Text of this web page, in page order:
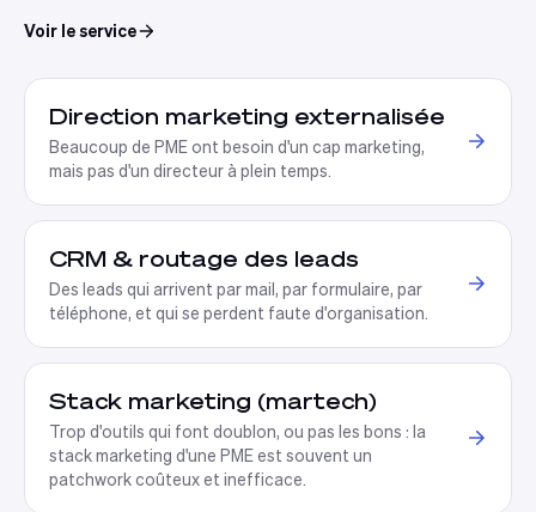
Voir le service
Direction marketing externalisée
Beaucoup de PME ont besoin d'un cap marketing,
mais pas d'un directeur à plein temps
CRM & routage des leads
Des leads qui arrivent par mail, par formulaire, par
téléphone, et qui se perdent faute d'organisation
Stack marketing (martech)
Trop d'outils qui font doublon, ou pas les bons : la
stack marketing d'une PME est souvent un
patchwork coûteux et inefficace